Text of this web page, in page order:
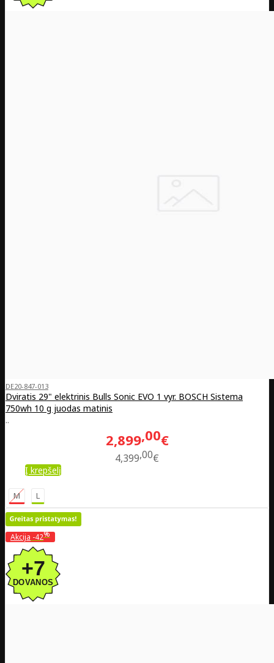
DE20-847-013
Dviratis 29" elektrinis Bulls Sonic EVO 1 vyr. BOSCH Sistema
750wh 10 g juodas matinis
..
2,899 00€
4,399 00€
Į krepšelį
M L
Akcija -42%